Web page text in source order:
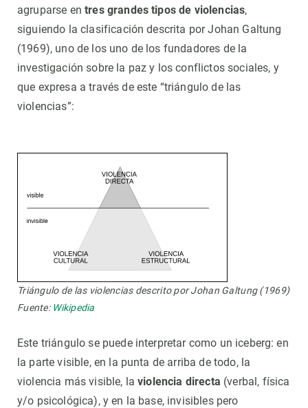
agruparse entres grandes tipos de violencias,
siguiendo la clasificación descrita por Johan Galtung
(1969), uno de los uno de los fundadores de la
investigación sobre la paz y los conflictos sociales, y
que expresa a través de este “triángulo de las
violencias”:
Triángulo de las violencias descrito por Johan Galtung (1969)
Fuente: Wikipedia
Este triángulo se puede interpretar como un iceberg: en
la parte visible, en la punta de arriba de todo, la
violencia más visible, laviolencia directa (verbal, física
y/o psicológica), y en la base, invisibles pero